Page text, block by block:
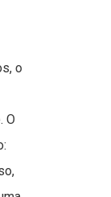
o
O